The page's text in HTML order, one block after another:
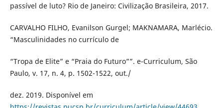
passível de luto? Rio de Janeiro: Civilização Brasileira, 2017.
CARVALHO FILHO, Evanilson Gurgel; MAKNAMARA, Marlécio.
“Masculinidades no currículo de
“Tropa de Elite” e “Praia do Futuro””. e-Curriculum, São
Paulo, v. 17, n. 4, p. 1502-1522, out./
dez. 2019. Disponível em